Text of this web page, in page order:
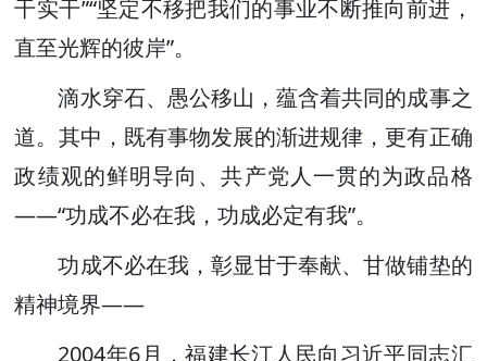
干实干”“坚定不移把我们的事业不断推向前进，
直至光辉的彼岸”。
滴水穿石、愚公移山，蕴含着共同的成事之
道。其中，既有事物发展的渐进规律，更有正确
政绩观的鲜明导向、共产党人一贯的为政品格
——“功成不必在我，功成必定有我”。
功成不必在我，彰显甘于奉献、甘做铺垫的
精神境界——
2004年6月，福建长汀人民向习近平同志汇